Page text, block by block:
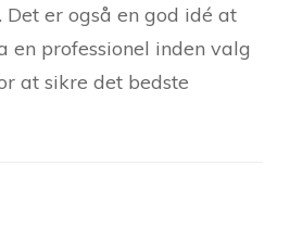
er også en god idé at
en professionel inden valg
at sikre det bedste